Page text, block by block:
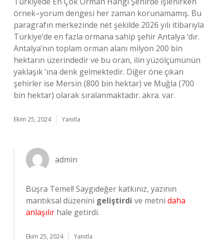
örnek–yorum dengesi her zaman korunamamış. Bu
paragrafın merkezinde net şekilde 2026 yılı itibarıyla
Türkiye’de en fazla ormana sahip şehir Antalya ‘dır.
Antalya’nın toplam orman alanı milyon 200 bin
hektarın üzerindedir ve bu oran, ilin yüzölçümünün
yaklaşık ‘ına denk gelmektedir. Diğer öne çıkan
şehirler ise Mersin (800 bin hektar) ve Muğla (700
bin hektar) olarak sıralanmaktadır. akra. var.
Ekim 25, 2024 Yanıtla
admin
Büşra Temel! Saygıdeğer katkınız, yazının
mantıksal düzenini geliştirdi ve metni daha
anlaşılır hale getirdi.
Ekim 25, 2024 Yanıtla